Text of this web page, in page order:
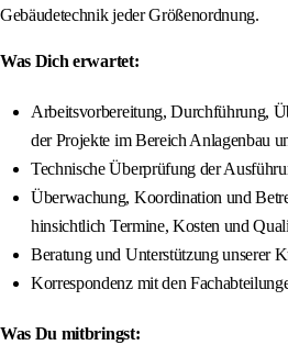
Gebäudetechnik jeder Größenordnung.
Was Dich erwartet:
Arbeitsvorbereitung, Durchführung,
der Projekte im Bereich Anlagenbau
Technische Überprüfung der
Überwachung, Koordination und
hinsichtlich Termine, Kosten und
Beratung und Unterstützung unserer
Korrespondenz mit den
Was Du mitbringst: